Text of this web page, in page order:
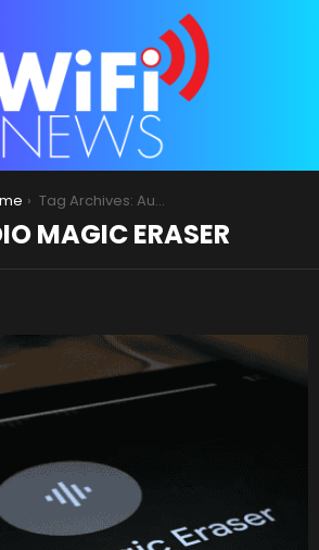
Tag Archives: Audio Magic Eraser
MAGIC ERASER